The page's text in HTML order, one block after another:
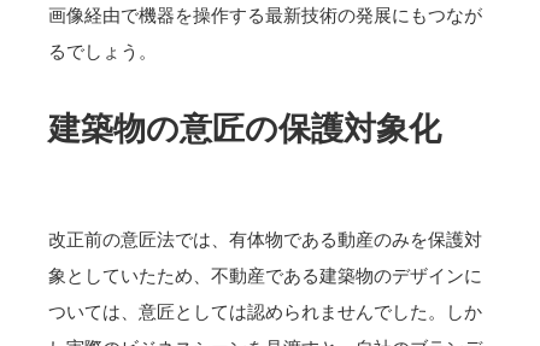
画像経由で機器を操作する最新技術の発展にもつなが
るでしょう。
建築物の意匠の保護対象化
改正前の意匠法では、有体物である動産のみを保護対
象としていたため、不動産である建築物のデザインに
ついては、意匠としては認められませんでした。しか